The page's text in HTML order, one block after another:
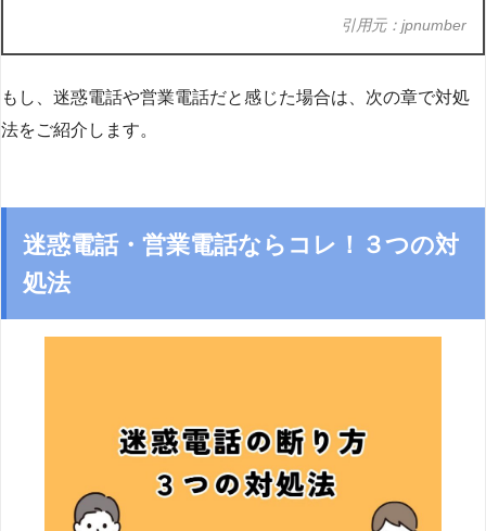
引用元：jpnumber
もし、迷惑電話や営業電話だと感じた場合は、次の章で対処
法をご紹介します。
迷惑電話・営業電話ならコレ！３つの対
処法